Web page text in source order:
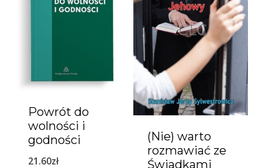
Powrót do
wolności i
godności
21.60zł
(Nie) warto
rozmawiać ze
Świadkami